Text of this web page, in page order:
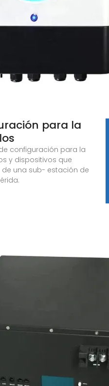
para la
configuración para la
y dispositivos que
una sub- estación de